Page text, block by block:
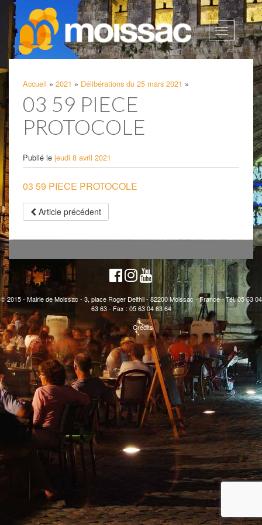
Afficher
la
Accueil » 2021 » Délibérations du 25 mars 2021 »
03 59 PIECE
PROTOCOLE
Publié le jeudi 8 avril 2021
03 59 PIECE PROTOCOLE
Article précédent
© 2015 - Mairie de Moissac - 3, place Roger Delthil - 82200 Moissac - France - Tél. 05 63 04
63 63 - Fax : 05 63 04 63 64
Crédits